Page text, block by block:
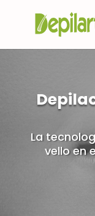
La
vello en